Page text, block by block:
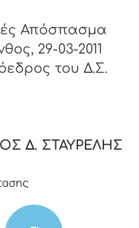
Απόσπασμα
29-03-2011
του Δ.Σ.
Δ. ΣΤΑΥΡΕΛΗΣ